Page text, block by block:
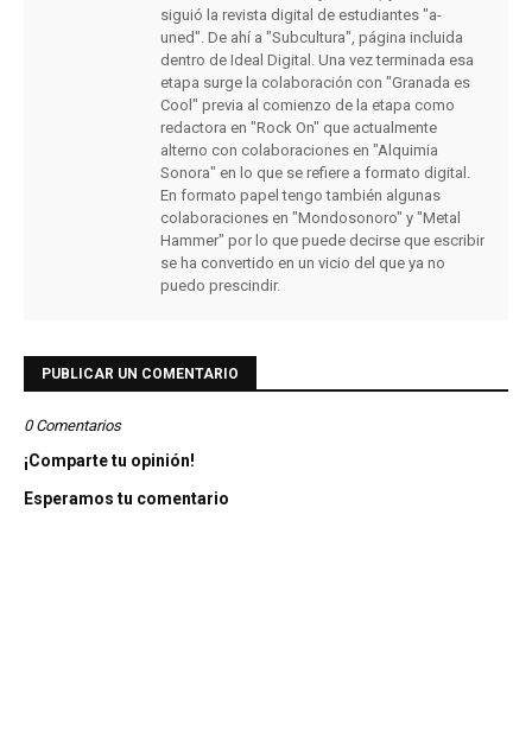
siguió la revista digital de estudiantes "a-
uned". De ahí a "Subcultura", página incluida
dentro de Ideal Digital. Una vez terminada esa
etapa surge la colaboración con "Granada es
Cool" previa al comienzo de la etapa como
redactora en "Rock On" que actualmente
alterno con colaboraciones en "Alquimia
Sonora" en lo que se refiere a formato digital.
En formato papel tengo también algunas
colaboraciones en "Mondosonoro" y "Metal
Hammer" por lo que puede decirse que escribir
se ha convertido en un vicio del que ya no
puedo prescindir.
PUBLICAR UN COMENTARIO
0 Comentarios
¡Comparte tu opinión!
Esperamos tu comentario